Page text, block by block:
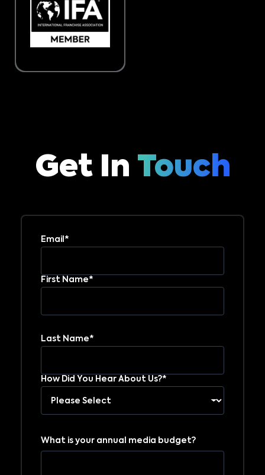
Get In Touch
Email*
First Name*
Last Name*
How Did You Hear About Us?*
What is your annual media budget?